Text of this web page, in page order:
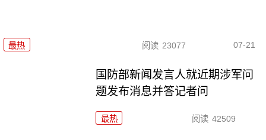
最热 阅读 23077 07-21
国防部新闻发言人就近期涉军问
题发布消息并答记者问
最热 阅读 42509